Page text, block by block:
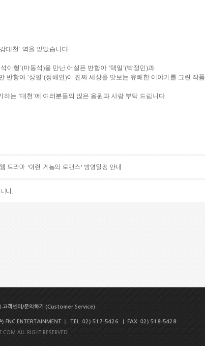
강대천 ’ 역을 맡았습니다.
이형 ’(마동석)을 만난 어설픈 반항아 ‘택일 ’(박정민)과
반항아 ‘상필 ’(정해인)이 진짜 세상을 맛보는 유쾌한 이야기를 그린 작품
하는 ‘대천 ’에 여러분들의 많은 응원과 사랑 부탁 드립니다.
드라마 '이런 게놈의 로맨스' 방영일정 안내
다.
고객센터/문의하기 (Customer Service)
주) FNC ENTERTAINMENT | TEL. 02) 517-5426 | FAX. 02) 518-5428
ALL RIGHT RESERVED